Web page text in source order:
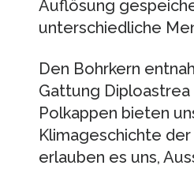
Auflösung
unterschiedliche
Den Bohrkern
Gattung Diploastrea
Polkappen bieten
Klimageschichte
erlauben es uns,